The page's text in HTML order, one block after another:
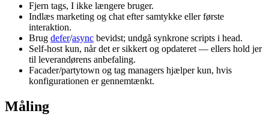
Fjern tags, I ikke længere bruger.
Indlæs marketing og chat efter samtykke eller første
interaktion.
Brug defer/async bevidst; undgå synkrone scripts i head.
Self-host kun, når det er sikkert og opdateret — ellers hold jer
til leverandørens anbefaling.
Facader/partytown og tag managers hjælper kun, hvis
konfigurationen er gennemtænkt.
Måling